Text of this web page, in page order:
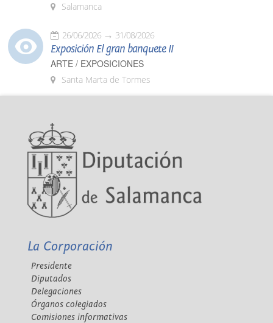
Salamanca
26/06/2026 31/08/2026
Exposición El gran banquete II
ARTE / EXPOSICIONES
Santa Marta de Tormes
La Corporación
Presidente
Diputados
Delegaciones
Órganos colegiados
Comisiones informativas